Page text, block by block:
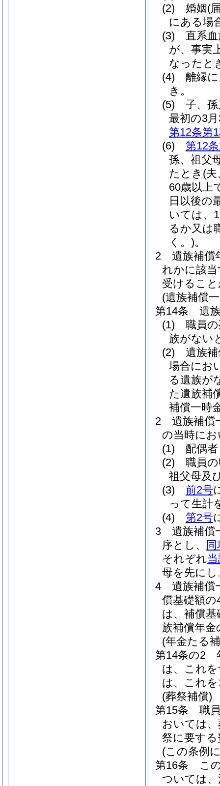
(2)
婚姻(
にある場
(3)
直系
が、事実
なったと
(4)
離縁
き。
(5)
子、
最初の3
第12条第
(6)
第12
孫、祖父
たとき (
60歳以上
日以後の
いては、
るか又は
く。)。
2
遺族補償
れかに該
受けるこ
(遺族補償
第14条
遺
(1)
職員
族がない
(2)
遺族
場合にお
る遺族が
た遺族補
補償一時
2
遺族補償
の当時に
(1)
配偶者
(2)
職員
祖父母及
(3)
前2号
って生計
(4)
第2号
3
遺族補償
序とし、
それぞれ
母を先に
4
遺族補償
償基礎額の
は、補償
族補償年
(年金たる
第14条の2
は、これ
は、これ
(葬祭補償)
第15条
職
おいては
祭に要す
(この条例
第16条
こ
ついては